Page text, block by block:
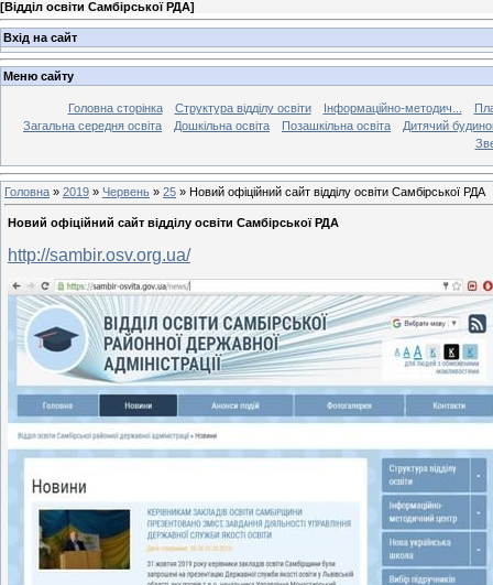
[Відділ освіти Самбірської РДА]
Вхід на сайт
Меню сайту
Головна сторінка Структура відділу освіти Інформаційно-методич...
Загальна середня освіта
Дошкільна освіта Позашкільна освіта
Дитячий
Головна » 2019 » Червень » 25 » Новий офіційний сайт відділу освіти Самбірської РДА
Новий офіційний сайт відділу освіти Самбірської РДА
http://sambir.osv.org.ua/